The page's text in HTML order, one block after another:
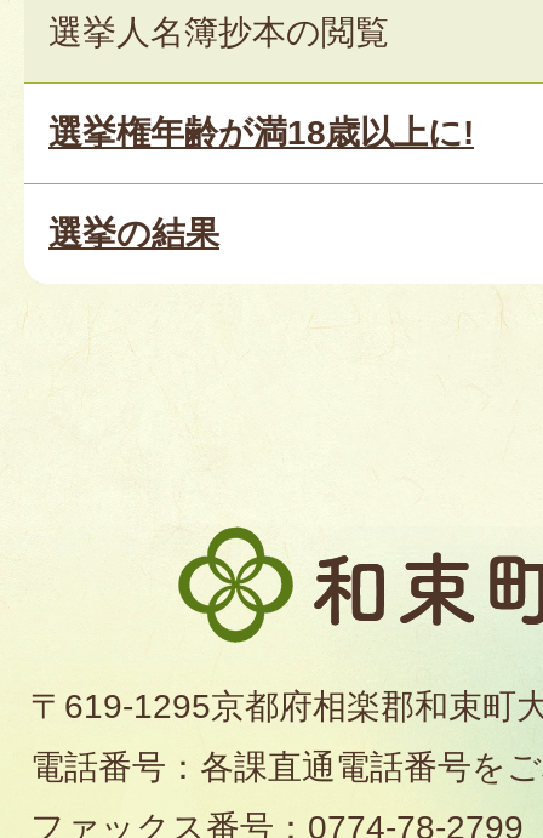
選挙人名簿抄本の閲覧
選挙権年齢が満18歳以上に!
選挙の結果
和
束
役
場
〒619-1295京都府相楽郡和束町
電話番号：各課直通電話番号を
ファックス番号：0774-78-2799